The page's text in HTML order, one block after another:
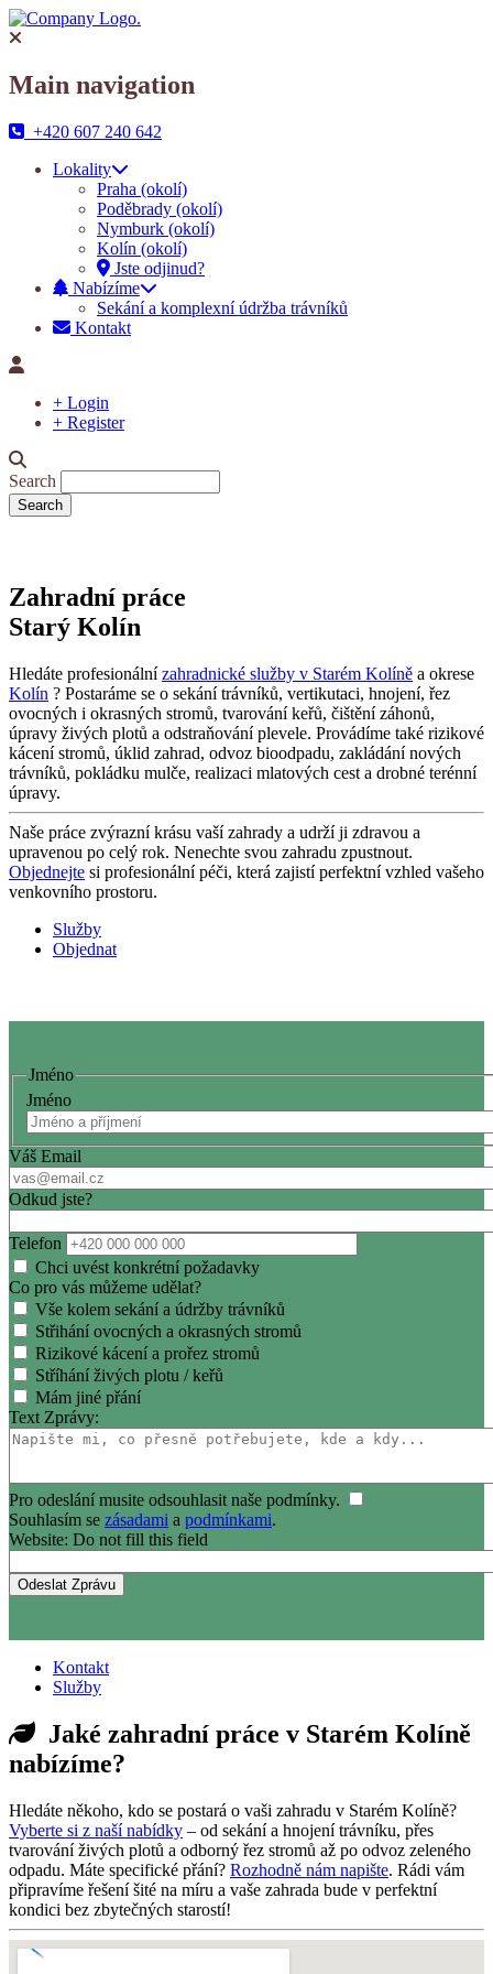
Main navigation
+420 607 240 642
Lokality
Praha (okolí)
Poděbrady (okolí)
Nymburk (okolí)
Kolín (okolí)
Jste odjinud?
Nabízíme
Sekání a komplexní údržba trávníků
Kontakt
+ Login
+ Register
Search
Zahradní práce
Starý Kolín
Hledáte profesionálnízahradnické služby v Starém Kolíně a okrese
Kolín ? Postaráme se o sekání trávníků, vertikutaci, hnojení, řez
ovocných i okrasných stromů, tvarování keřů, čištění záhonů,
úpravy živých plotů a odstraňování plevele. Provádíme také rizikové
kácení stromů, úklid zahrad, odvoz bioodpadu, zakládání nových
trávníků, pokládku mulče, realizaci mlatových cest a drobné terénní
úpravy.
Naše práce zvýrazní krásu vaší zahrady a udrží ji zdravou a
upravenou po celý rok. Nenechte svou zahradu zpustnout.
Objednejte si profesionální péči, která zajistí perfektní vzhled vašeho
venkovního prostoru.
Služby
Objednat
Jméno
Jméno
Váš Email
Odkud jste?
Telefon
Chci uvést konkrétní požadavky
Co pro vás můžeme udělat?
Vše kolem sekání a údržby trávníků
Střihání ovocných a okrasných stromů
Rizikové kácení a prořez stromů
Stříhání živých plotu / keřů
Mám jiné přání
Text Zprávy:
Pro odeslání musite odsouhlasit naše podmínky.
Souhlasím se zásadami a podmínkami.
Website: Do not fill this field
Kontakt
Služby
Jaké zahradní práce v Starém Kolíně
nabízíme?
Hledáte někoho, kdo se postará o vaši zahradu v Starém Kolíně?
Vyberte si z naší nabídky – od sekání a hnojení trávníku, přes
tvarování živých plotů a odborný řez stromů až po odvoz zeleného
odpadu. Máte specifické přání? Rozhodně nám napište. Rádi vám
připravíme řešení šité na míru a vaše zahrada bude v perfektní
kondici bez zbytečných starostí!